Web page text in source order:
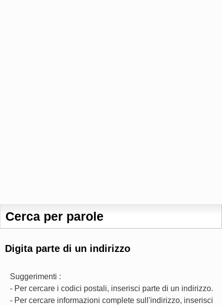
Cerca per parole
Digita parte di un indirizzo
Suggerimenti :
- Per cercare i codici postali, inserisci parte di un indirizzo.
- Per cercare informazioni complete sull'indirizzo, inserisci